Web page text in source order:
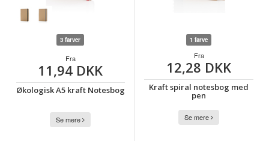
3 farver
Fra
11,94 DKK
Økologisk A5 kraft Notesbog
Se mere
1 farve
Fra
12,28 DKK
Kraft spiral notesbog med
pen
Se mere